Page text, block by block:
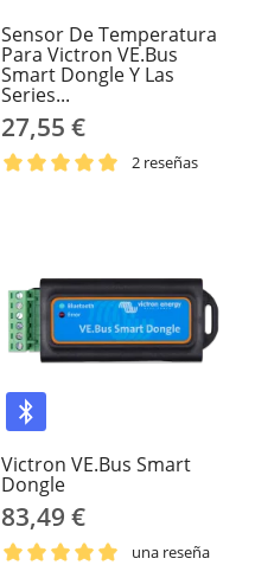
Sensor De Temperatura
Para Victron VE.Bus
Smart Dongle Y Las
Series...
27,55 €
2 reseñas
Victron VE.Bus Smart
Dongle
83,49 €
una reseña